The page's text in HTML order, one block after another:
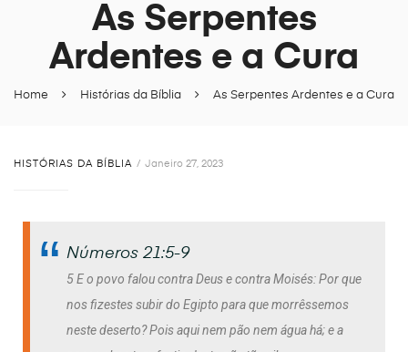
Home Histórias da Bíblia As Serpentes Ardentes e a Cura
As Serpentes
Ardentes e a Cura
HISTÓRIAS DA BÍBLIA Janeiro 27, 2023
Números 21:5-9
5 E o povo falou contra Deus e contra Moisés: Por que
nos fizestes subir do Egipto para que morrêssemos
neste deserto? Pois aqui nem pão nem água há; e a